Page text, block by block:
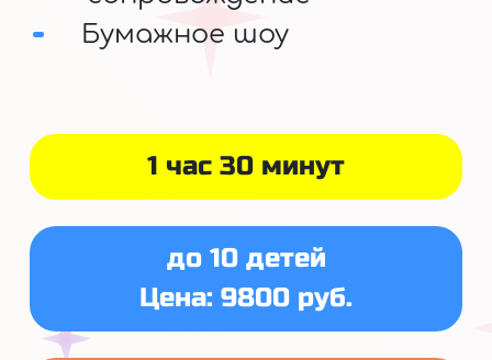
1 час 30 минут
до 10 детей
Цена: 9800 руб.
Бумажное шоу